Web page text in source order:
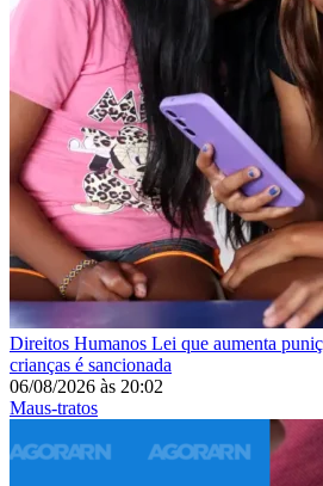
Direitos Humanos Lei que aumenta
crianças é sancionada
06/08/2026 às 20:02
Maus-tratos